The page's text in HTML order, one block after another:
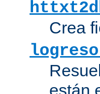
Crea
están